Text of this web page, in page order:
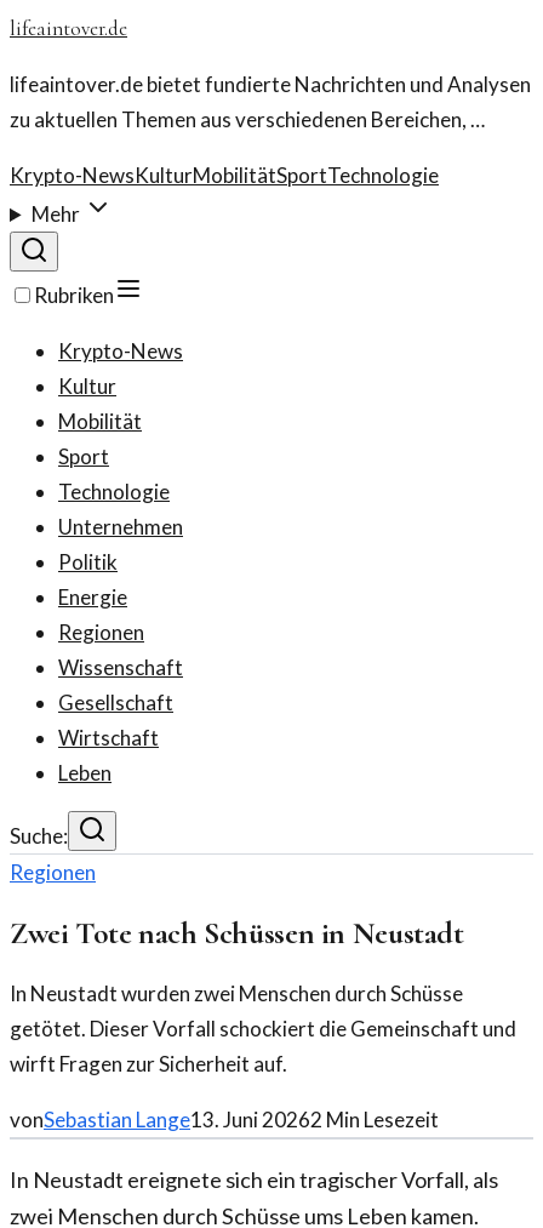
lifeaintover.de
lifeaintover.de bietet fundierte Nachrichten und Analysen
zu aktuellen Themen aus verschiedenen Bereichen, …
Krypto-NewsKulturMobilitätSportTechnologie
Mehr
Rubriken
Krypto-News
Kultur
Mobilität
Sport
Technologie
Unternehmen
Politik
Energie
Regionen
Wissenschaft
Gesellschaft
Wirtschaft
Leben
Suche:
Regionen
Zwei Tote nach Schüssen in Neustadt
In Neustadt wurden zwei Menschen durch Schüsse
getötet. Dieser Vorfall schockiert die Gemeinschaft und
wirft Fragen zur Sicherheit auf.
vonSebastian Lange13. Juni 20262 Min Lesezeit
In Neustadt ereignete sich ein tragischer Vorfall, als
zwei Menschen durch Schüsse ums Leben kamen.